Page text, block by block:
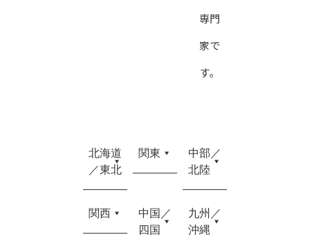
専門
家で
す。
北海道
／東北
関東
中部／
北陸
関西
中国／
四国
九州／
沖縄